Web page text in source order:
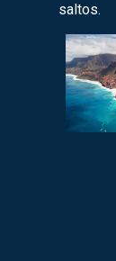
saltos.